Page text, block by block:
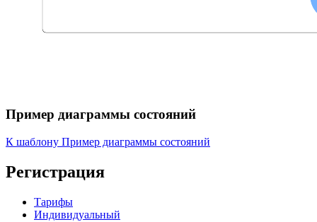
Пример диаграммы состояний
К шаблону Пример диаграммы состояний
Регистрация
Тарифы
Индивидуальный